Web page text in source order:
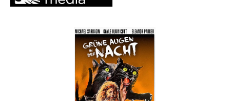
Bildergalerie überspringen